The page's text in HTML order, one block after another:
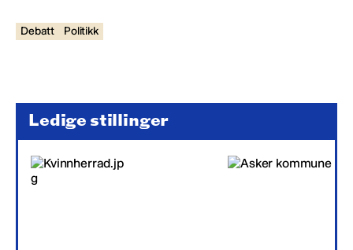
Debatt Politikk
Ledige stillinger